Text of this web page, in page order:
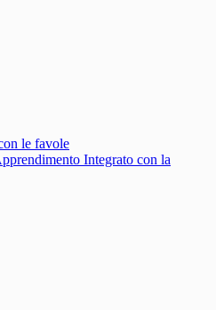
le favole
Integrato con la